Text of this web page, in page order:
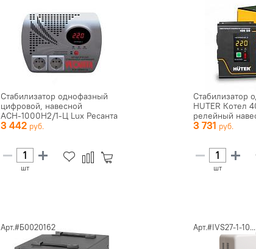
Стабилизатор однофазный
цифровой, навесной
АСН-1000Н2/1-Ц Lux Ресанта
3 442
шт
Стабилизатор
HUTER Котел
релейный
3 731
шт
Арт.#Б0020162 Арт.#IVS27-1-10...